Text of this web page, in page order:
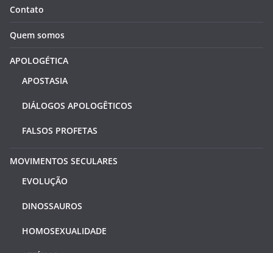
Contato
Quem somos
APOLOGÉTICA
APOSTASIA
DIÁLOGOS APOLOGÊTICOS
FALSOS PROFETAS
MOVIMENTOS SECULARES
EVOLUÇÃO
DINOSSAUROS
HOMOSEXUALIDADE